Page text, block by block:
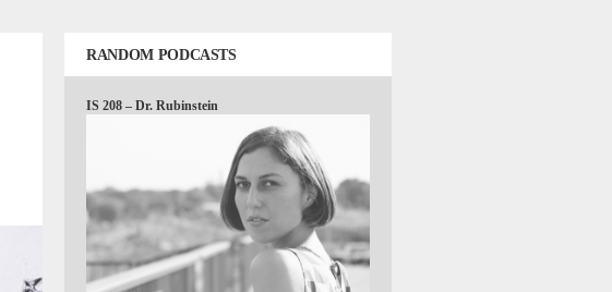
RANDOM PODCASTS
IS 208 – Dr. Rubinstein